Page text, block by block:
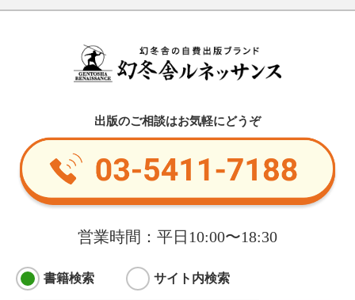
出版のご相談はお気軽にどうぞ
営業時間：平日10:00〜18:30
書籍検索 サイト内検索